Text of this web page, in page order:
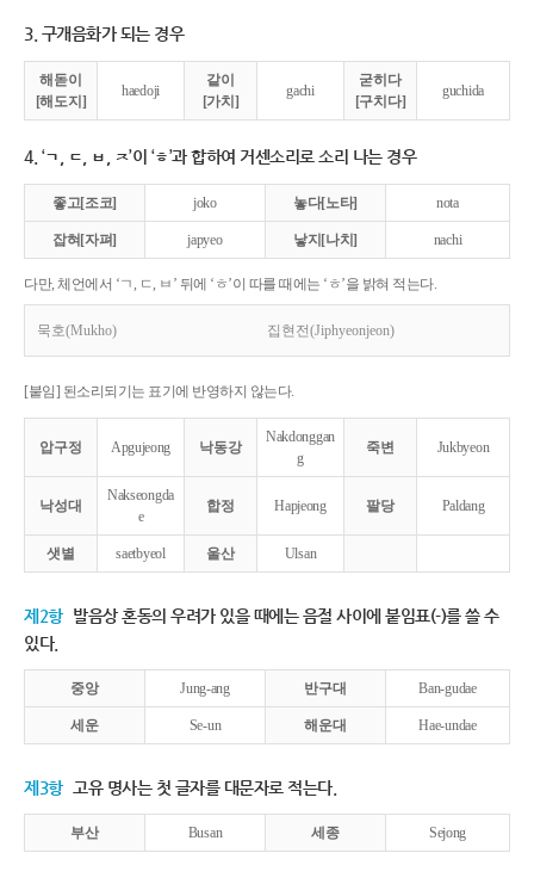
3. 구개음화가 되는 경우
해돋이
[해도지]
haedoji
같이
[가치]
gachi
굳히다
[구치다]
guchida
4. ‘ㄱ, ㄷ, ㅂ, ㅈ’이 ‘ㅎ’과 합하여 거센소리로 소리 나는 경우
좋고[조코] joko 놓다[노타] nota
잡혀[자펴] japyeo 낳지[나치] nachi
다만, 체언에서 ‘ㄱ, ㄷ, ㅂ’ 뒤에 ‘ㅎ’이 따를 때에는 ‘ㅎ’을 밝혀 적는다.
묵호(Mukho) 집현전(Jiphyeonjeon)
[붙임] 된소리되기는 표기에 반영하지 않는다.
압구정 Apgujeong 낙동강
Nakdonggan
g
죽변 Jukbyeon
낙성대
Nakseongda
e
합정 Hapjeong 팔당 Paldang
샛별 saetbyeol 울산 Ulsan
제2항 발음상 혼동의 우려가 있을 때에는 음절 사이에 붙임표(-)를 쓸 수
있다.
중앙 Jung-ang 반구대 Ban-gudae
세운 Se-un 해운대 Hae-undae
제3항 고유 명사는 첫 글자를 대문자로 적는다.
부산 Busan 세종 Sejong